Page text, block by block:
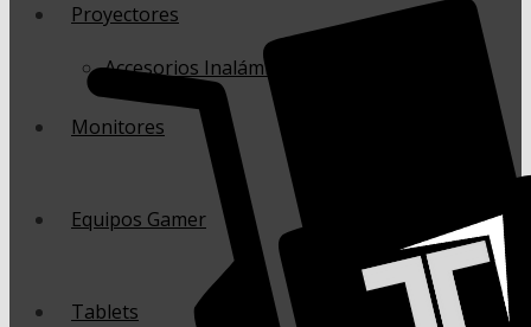
Proyectores
Accesorios Inalámbricos
Monitores
Equipos Gamer
Tablets